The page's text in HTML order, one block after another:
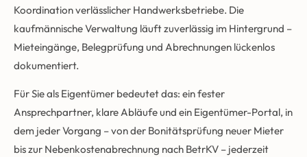
Koordination verlässlicher Handwerksbetriebe. Die
kaufmännische Verwaltung läuft zuverlässig im Hintergrund –
Mieteingänge, Belegprüfung und Abrechnungen lückenlos
dokumentiert.
Für Sie als Eigentümer bedeutet das: ein fester
Ansprechpartner, klare Abläufe und ein Eigentümer-Portal, in
dem jeder Vorgang – von der Bonitätsprüfung neuer Mieter
bis zur Nebenkostenabrechnung nach BetrKV – jederzeit